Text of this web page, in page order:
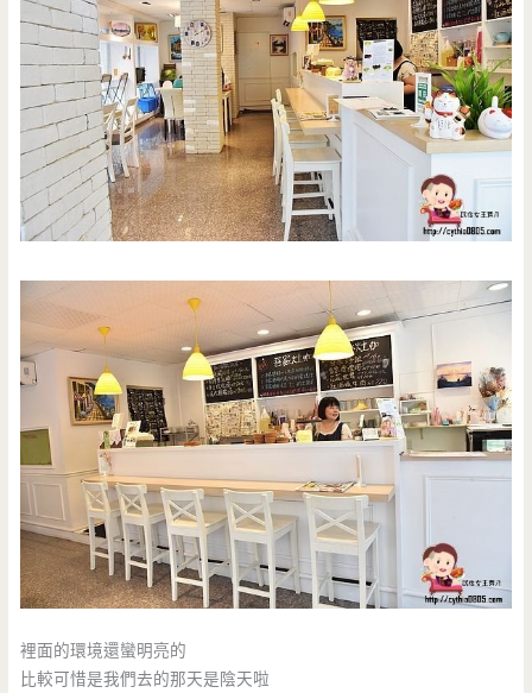
裡面的環境還蠻明亮的
比較可惜是我們去的那天是陰天啦